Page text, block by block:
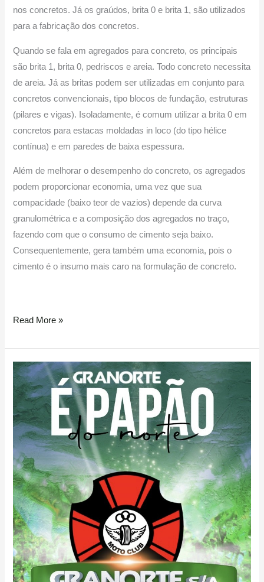
nos concretos. Já os graúdos, brita 0 e brita 1, são utilizados
para a fabricação dos concretos.
Quando se fala em agregados para concreto, os principais
são brita 1, brita 0, pedriscos e areia. Todo concreto necessita
de areia. Já as britas podem ser utilizadas em conjunto para
concretos convencionais, tipo blocos de fundação, estruturas
(pilares e vigas). Isoladamente, é comum utilizar a brita 0 em
concretos para estacas moldadas in loco (do tipo hélice
contínua) e em paredes de baixa espessura.
Além de melhorar o desempenho do concreto, os agregados
podem proporcionar economia, uma vez que sua
compacidade (baixo teor de vazios) depende da curva
granulométrica e a composição dos agregados no traço,
fazendo com que o consumo de cimento seja baixo.
Consequentemente, gera também uma economia, pois o
cimento é o insumo mais caro na formulação de concreto.
Read More »
Granorte
S/A
a
nova
patrocinadora
do
Moto
Club